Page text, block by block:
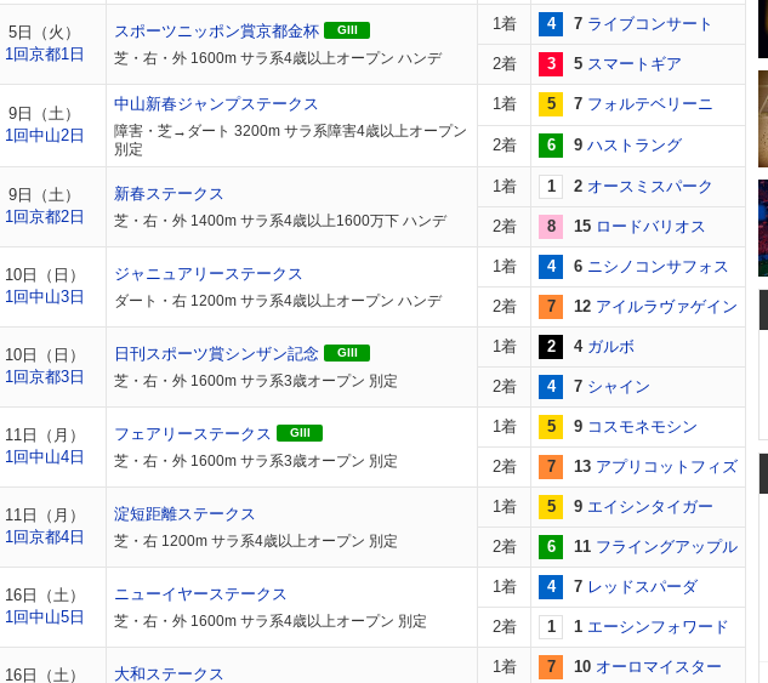
5日（火）
1回京都1日
スポーツニッポン賞京都金杯 GIII
芝・右・外 1600m サラ系4歳以上オープン ハンデ
1着 4 7 ライブコンサート
2着 3 5 スマートギア
9日（土）
1回中山2日
中山新春ジャンプステークス
障害・芝→ダート 3200m サラ系障害4歳以上オープン
別定
1着 5 7 フォルテベリーニ
2着 6 9 ハストラング
9日（土）
1回京都2日
新春ステークス
芝・右・外 1400m サラ系4歳以上1600万下 ハンデ
1着 1 2 オースミスパーク
2着 8 15 ロードバリオス
10日（日）
1回中山3日
ジャニュアリーステークス
ダート・右 1200m サラ系4歳以上オープン ハンデ
1着 4 6 ニシノコンサフォス
2着 7 12 アイルラヴァゲイン
10日（日）
1回京都3日
日刊スポーツ賞シンザン記念 GIII
芝・右・外 1600m サラ系3歳オープン 別定
1着 2 4 ガルボ
2着 4 7 シャイン
11日（月）
1回中山4日
フェアリーステークス GIII
芝・右・外 1600m サラ系3歳オープン 別定
1着 5 9 コスモネモシン
2着 7 13 アプリコットフィズ
11日（月）
1回京都4日
淀短距離ステークス
芝・右 1200m サラ系4歳以上オープン 別定
1着 5 9 エイシンタイガー
2着 6 11 フライングアップル
16日（土）
1回中山5日
ニューイヤーステークス
芝・右・外 1600m サラ系4歳以上オープン 別定
1着 4 7 レッドスパーダ
2着 1 1 エーシンフォワード
16日（土）
大和ステークス 1着 7 10 オーロマイスター